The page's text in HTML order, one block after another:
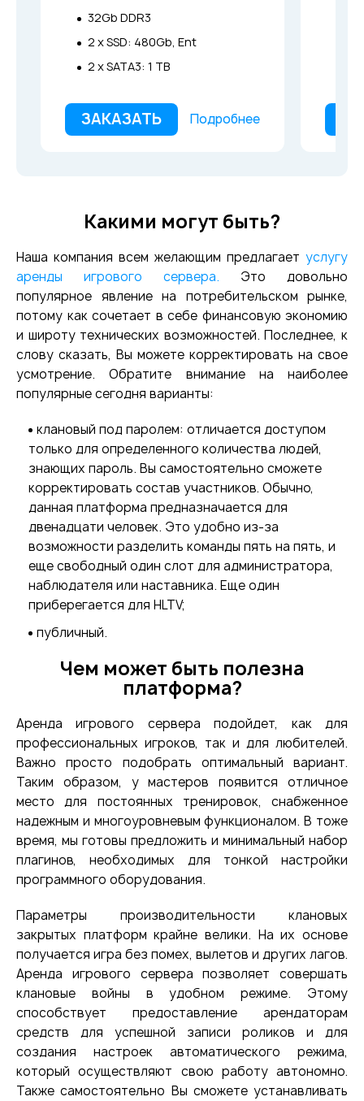
32Gb DDR3
2 x SSD: 480Gb, Ent
2 x SATA3: 1 TB
ЗАКАЗАТЬ Подробнее
Какими могут быть?
Наша компания всем желающим предлагает услугу
аренды игрового сервера. Это довольно
популярное явление на потребительском рынке,
потому как сочетает в себе финансовую экономию
и широту технических возможностей. Последнее, к
слову сказать, Вы можете корректировать на свое
усмотрение. Обратите внимание на наиболее
популярные сегодня варианты:
клановый под паролем: отличается доступом
только для определенного количества людей,
знающих пароль. Вы самостоятельно сможете
корректировать состав участников. Обычно,
данная платформа предназначается для
двенадцати человек. Это удобно из-за
возможности разделить команды пять на пять, и
еще свободный один слот для администратора,
наблюдателя или наставника. Еще один
приберегается для HLTV;
публичный.
Чем может быть полезна
платформа?
Аренда игрового сервера подойдет, как для
профессиональных игроков, так и для любителей.
Важно просто подобрать оптимальный вариант.
Таким образом, у мастеров появится отличное
место для постоянных тренировок, снабженное
надежным и многоуровневым функционалом. В тоже
время, мы готовы предложить и минимальный набор
плагинов, необходимых для тонкой настройки
программного оборудования.
Параметры производительности клановых
закрытых платформ крайне велики. На их основе
получается игра без помех, вылетов и других лагов.
Аренда игрового сервера позволяет совершать
клановые войны в удобном режиме. Этому
способствует предоставление арендаторам
средств для успешной записи роликов и для
создания настроек автоматического режима,
который осуществляют свою работу автономно.
Также самостоятельно Вы сможете устанавливать